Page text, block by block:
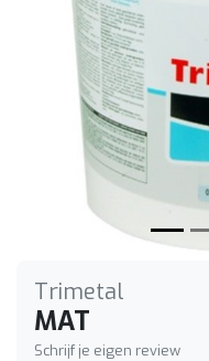
Vorige
Trimetal
MAT
Schrijf je eigen review